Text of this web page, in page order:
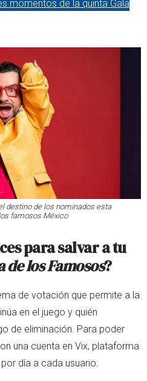
momentos de la quinta Gala
destino de los nominados esta
famosos México
para salvar a tu
de los Famosos?
de votación que permite a la
en el juego y quién
de eliminación. Para poder
una cuenta en Vix, plataforma
día a cada usuario.